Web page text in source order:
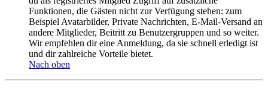
Funktionen, die Gästen nicht zur Verfügung stehen: zum
Beispiel Avatarbilder, Private Nachrichten, E-Mail-Versand an
andere Mitglieder, Beitritt zu Benutzergruppen und so weiter.
Wir empfehlen dir eine Anmeldung, da sie schnell erledigt ist
und dir zahlreiche Vorteile bietet.
Nach oben